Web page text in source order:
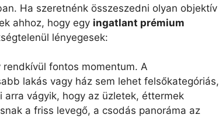
Ha szeretnénk összeszedni olyan objektív
ahhoz, hogy egy ingatlant prémium
lényegesek:
rendkívül fontos momentum. A
lakás vagy ház sem lehet felsőkategóriás,
arra vágyik, hogy az üzletek, éttermek
a friss levegő, a csodás panoráma az